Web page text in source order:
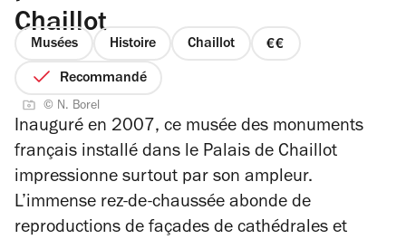
Chaillot
Musées Histoire Chaillot
prix
Recommandé
© N. Borel
Inauguré en 2007, ce musée des monuments
français installé dans le Palais de Chaillot
impressionne surtout par son ampleur.
L’immense rez-de-chaussée abonde de
reproductions de façades de cathédrales et